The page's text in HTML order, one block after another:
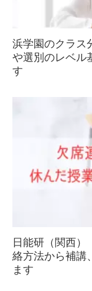
浜学園のクラス
や選別のレベル
す
日能研（関西）
絡方法から補講
ます